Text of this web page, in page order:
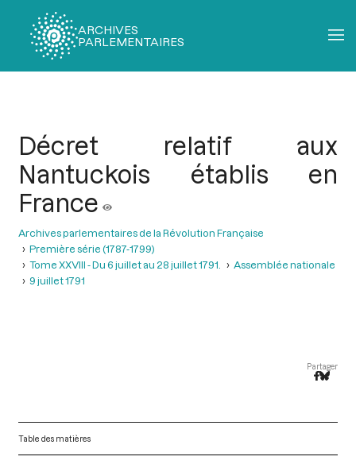
ARCHIVES
PARLEMENTAIRES
Décret relatif aux
Nantuckois établis en
France
Archives parlementaires de la Révolution Française
Première série (1787-1799)
Tome XXVIII - Du 6 juillet au 28 juillet 1791.
Assemblée nationale
9 juillet 1791
Partager
Table des matières